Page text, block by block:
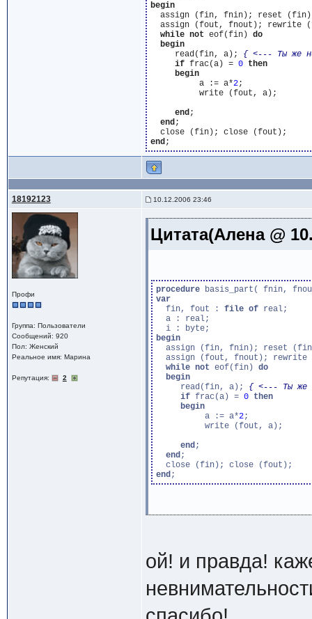
begin
assign (fin, fnin); reset
assign (fout, fnout); rewrite
while not eof(fin) do
begin
     read(fin, a);
{ <--- Ты же
if frac(a) = 0 then
begin
          a := a*
2;
          write (fout, a);
end;
end;
end
18192123 10.12.2006 23:46
Профи
Группа: Пользователи
Сообщений: 920
Пол: Женский
Реальное имя: Марина
Репутация: 2
Цитата(Алена @
procedure basis_part( fnin,
var
  fin, fout :
file of real;
  a : real;
begin
assign (fin, fnin); reset
assign (fout, fnout); rewrite
while not eof(fin) do
begin
     read(fin, a);
{ <--- Ты же
if frac(a) = 0 then
begin
          a := a*
2;
          write (fout, a);
end;
end;
end
ой! и правда!